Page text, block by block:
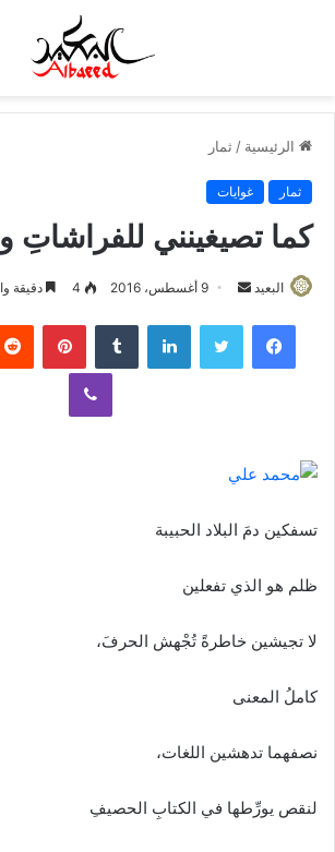
الرئيسية / ثمار
ثمار غوايات
كما تصيغينني للفراشاتِ
البعيد
س
ل
إ
ي
9 أغسطس، 2016 4 دقيقة
لينكدإن بينتيريست
ڤايبر
تسفكين دمَ البلاد الحبيبة
ظلم هو الذي تفعلين
لا تجيشين خاطرةً تُجْهش الحرفَ،
كاملُ المعنى
نصفهما تدهشين اللغات،
لنقص يورِّطها في الكتابِ الحصيفِ